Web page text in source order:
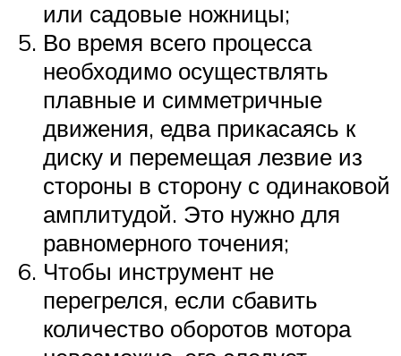
или садовые ножницы;
Во время всего процесса
необходимо осуществлять
плавные и симметричные
движения, едва прикасаясь к
диску и перемещая лезвие из
стороны в сторону с одинаковой
амплитудой. Это нужно для
равномерного точения;
Чтобы инструмент не
перегрелся, если сбавить
количество оборотов мотора